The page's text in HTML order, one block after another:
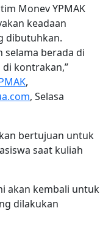
Monev YPMAK
keadaan
dibutuhkan.
selama berada di
kontrakan,”
,
, Selasa
bertujuan untuk
saat kuliah
akan kembali untuk
dilakukan